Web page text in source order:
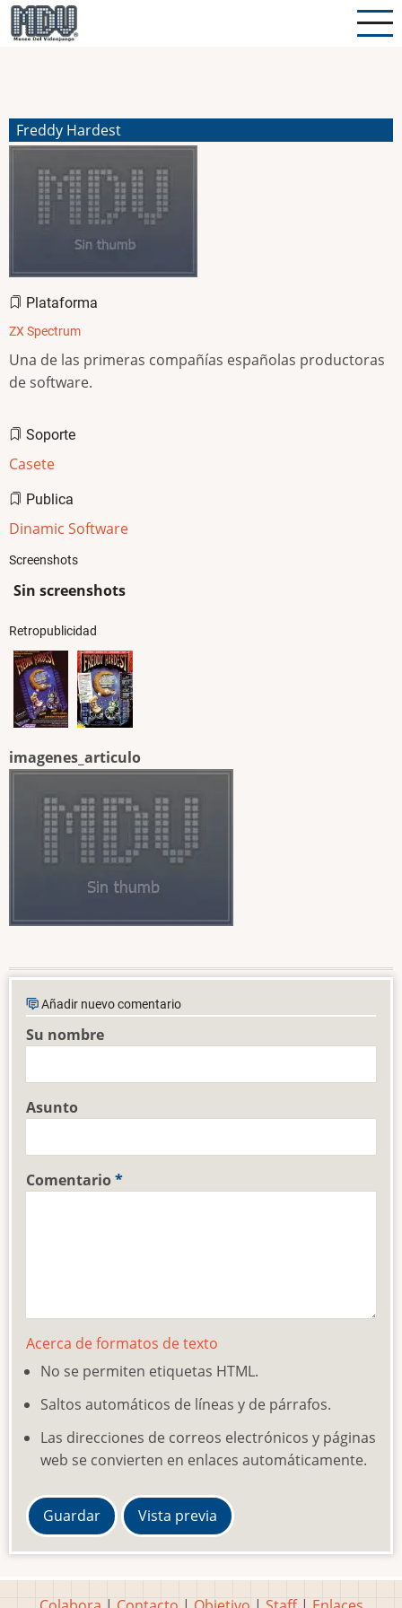
Pasar
al
Freddy Hardest
Plataforma
ZX Spectrum
Una de las primeras compañías españolas productoras
de software.
Soporte
Casete
Publica
Dinamic Software
Screenshots
Sin screenshots
Retropublicidad
imagenes_articulo
Añadir nuevo comentario
Su nombre
Asunto
Comentario
Acerca de formatos de texto
No se permiten etiquetas HTML.
Saltos automáticos de líneas y de párrafos.
Las direcciones de correos electrónicos y páginas
web se convierten en enlaces automáticamente.